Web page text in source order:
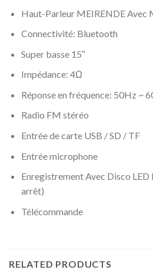
Haut-Parleur MEIRENDE Avec
Connectivité: Bluetooth
Super basse 15″
Impédance: 4Ω
Réponse en fréquence: 50Hz ~
Radio FM stéréo
Entrée de carte USB / SD / TF
Entrée microphone
Enregistrement Avec Disco
arrêt)
Télécommande
RELATED PRODUCTS